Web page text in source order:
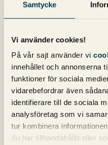
Samtycke
Vi använder cookies!
På vår sajt använder vi
innehållet och annonserna
funktioner för sociala
vidarebefordrar även
identifierare till de sociala
analysföretag som vi
tur kombinera
du har tillhandahållit eller
E-postadress*
Nyhetsbrev
Prenumerera på vårt
senaste inom SEO,
medier!